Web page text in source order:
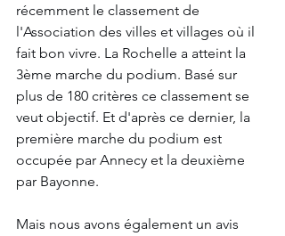
récemment le classement de
l'Association des villes et villages où il
fait bon vivre. La Rochelle a atteint la
3ème marche du podium. Basé sur
plus de 180 critères ce classement se
veut objectif. Et d'après ce dernier, la
première marche du podium est
occupée par Annecy et la deuxième
par Bayonne.
Mais nous avons également un avis